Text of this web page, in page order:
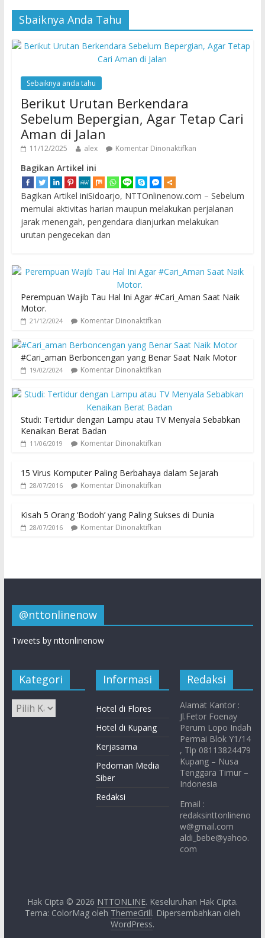
Sbaiknya Anda Tahu
Sebaiknya anda tahu
Berikut Urutan Berkendara
Sebelum Bepergian, Agar Tetap Cari
Aman di Jalan
11/12/2025 alex Komentar Dinonaktifkan
Bagikan Artikel ini
Bagikan Artikel iniSidoarjo, NTTOnlinenow.com – Sebelum
memulai aktivitas harian maupun melakukan perjalanan
jarak menengah, pengendara dianjurkan melakukan
urutan pengecekan dan
Perempuan Wajib Tau Hal Ini Agar #Cari_Aman Saat Naik
Motor.
21/12/2024 Komentar Dinonaktifkan
#Cari_aman Berboncengan yang Benar Saat Naik Motor
19/02/2024 Komentar Dinonaktifkan
Studi: Tertidur dengan Lampu atau TV Menyala Sebabkan
Kenaikan Berat Badan
11/06/2019 Komentar Dinonaktifkan
15 Virus Komputer Paling Berbahaya dalam Sejarah
28/07/2016 Komentar Dinonaktifkan
Kisah 5 Orang ‘Bodoh’ yang Paling Sukses di Dunia
28/07/2016 Komentar Dinonaktifkan
@nttonlinenow
Tweets by nttonlinenow
Kategori Informasi
Hotel di Flores
Hotel di Kupang
Kerjasama
Pedoman Media
Siber
Redaksi
Redaksi
Alamat Kantor :
Jl.Fetor Foenay
Perum Lopo Indah
Permai Blok Y1/14
, Tlp 08113824479
Kupang – Nusa
Tenggara Timur –
Indonesia
Email :
redaksinttonlineno
w@gmail.com
aldi_bebe@yahoo.
com
Hak Cipta © 2026 NTTONLINE. Keseluruhan Hak Cipta.
Tema: ColorMag oleh ThemeGrill. Dipersembahkan oleh
WordPress.